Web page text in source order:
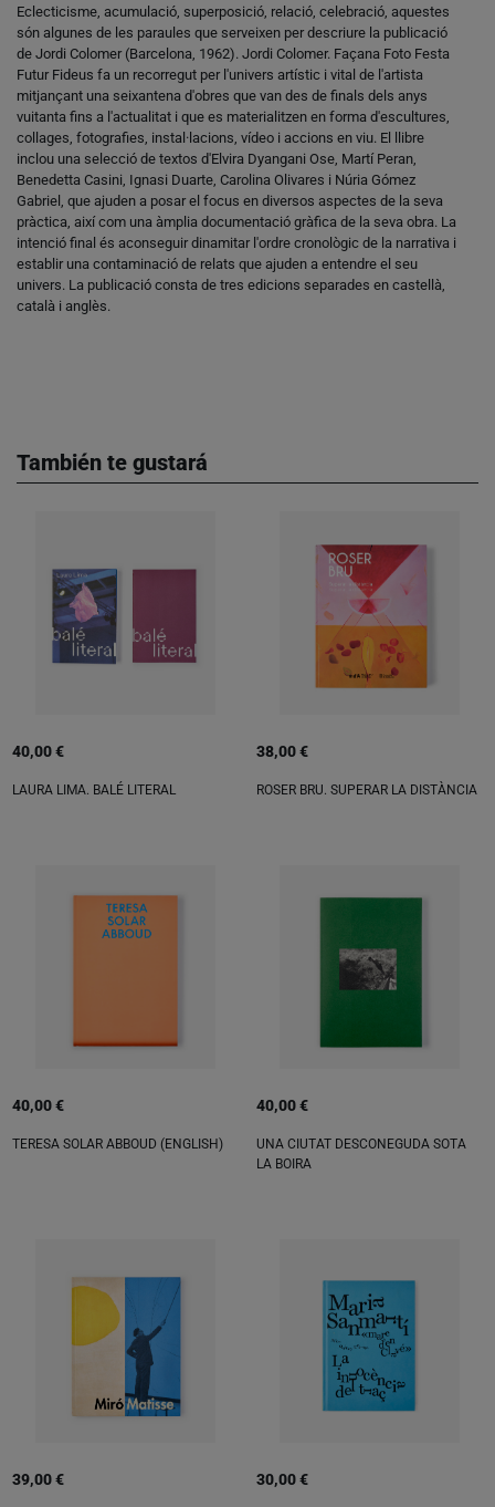
Eclecticisme, acumulació, superposició, relació, celebració, aquestes
són algunes de les paraules que serveixen per descriure la publicació
de Jordi Colomer (Barcelona, 1962). Jordi Colomer. Façana Foto Festa
Futur Fideus fa un recorregut per l'univers artístic i vital de l'artista
mitjançant una seixantena d'obres que van des de finals dels anys
vuitanta fins a l'actualitat i que es materialitzen en forma d'escultures,
collages, fotografies, instal·lacions, vídeo i accions en viu. El llibre
inclou una selecció de textos d'Elvira Dyangani Ose, Martí Peran,
Benedetta Casini, Ignasi Duarte, Carolina Olivares i Núria Gómez
Gabriel, que ajuden a posar el focus en diversos aspectes de la seva
pràctica, així com una àmplia documentació gràfica de la seva obra. La
intenció final és aconseguir dinamitar l'ordre cronològic de la narrativa i
establir una contaminació de relats que ajuden a entendre el seu
univers. La publicació consta de tres edicions separades en castellà,
català i anglès.
También te gustará
40,00 €
LAURA LIMA. BALÉ LITERAL
38,00 €
ROSER BRU. SUPERAR LA DISTÀNCIA
40,00 €
TERESA SOLAR ABBOUD (ENGLISH)
40,00 €
UNA CIUTAT DESCONEGUDA SOTA
LA BOIRA
39,00 € 30,00 €